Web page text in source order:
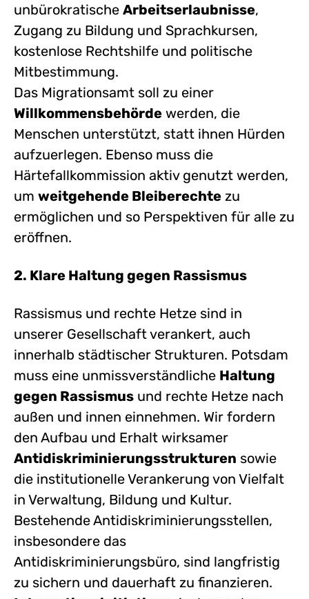
unbürokratische Arbeitserlaubnisse,
Zugang zu Bildung und Sprachkursen,
kostenlose Rechtshilfe und politische
Mitbestimmung.
Das Migrationsamt soll zu einer
Willkommensbehörde werden, die
Menschen unterstützt, statt ihnen Hürden
aufzuerlegen. Ebenso muss die
Härtefallkommission aktiv genutzt werden,
um weitgehende Bleiberechte zu
ermöglichen und so Perspektiven für alle zu
eröffnen.
2. Klare Haltung gegen Rassismus
Rassismus und rechte Hetze sind in
unserer Gesellschaft verankert, auch
innerhalb städtischer Strukturen. Potsdam
muss eine unmissverständliche Haltung
gegen Rassismus und rechte Hetze nach
außen und innen einnehmen. Wir fordern
den Aufbau und Erhalt wirksamer
Antidiskriminierungsstrukturen sowie
die institutionelle Verankerung von Vielfalt
in Verwaltung, Bildung und Kultur.
Bestehende Antidiskriminierungsstellen,
insbesondere das
Antidiskriminierungsbüro, sind langfristig
zu sichern und dauerhaft zu finanzieren.